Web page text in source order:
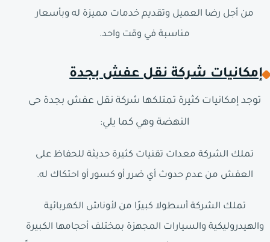
من أجل رضا العميل وتقديم خدمات مميزة له وبأسعار
مناسبة في وقت واحد.
إمكانيات شركة نقل عفش بجدة
توجد إمكانيات كثيرة تمتلكها شركة نقل عفش بجدة حى
النهضة وهي كما يلي:
تملك الشركة معدات تقنيات كثيرة حديثة للحفاظ على
العفش من عدم حدوث أي ضرر أو كسور أو احتكاك له.
تملك الشركة أسطولا كبيرًا من لأوناش الكهربائية
والهيدروليكية والسيارات المجهزة بمختلف أحجامها الكبيرة